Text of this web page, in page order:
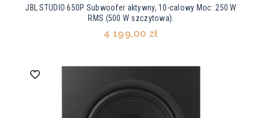
JBL STUDIO 650P Subwoofer aktywny, 10-calowy Moc: 250 W
RMS (500 W szczytowa).
4 199,00 zł